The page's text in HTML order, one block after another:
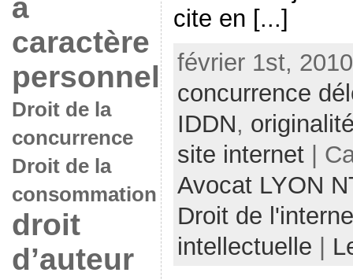
à
caractère
personnel
Droit de la
concurrence
Droit de la
consommation
droit
d’auteur
cite en [...]
février 1st,
concurrence
IDDN,
site internet|
Avocat LYON
Droit de
intellectuelle |